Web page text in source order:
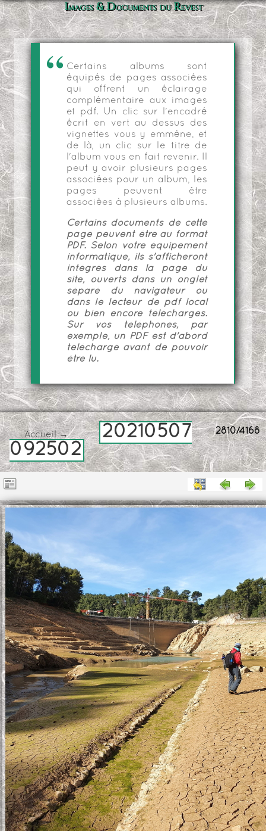
Images & Documents du Revest
Certains albums sont
équipés de pages associées
qui offrent un éclairage
complémentaire aux images
et pdf. Un clic sur l'encadré
écrit en vert au dessus des
vignettes vous y emmène, et
de là, un clic sur le titre de
l'album vous en fait revenir. Il
peut y avoir plusieurs pages
associées pour un album, les
pages peuvent être
associées à plusieurs albums.
Certains documents de cette
page peuvent être au format
PDF. Selon votre équipement
informatique, ils s'afficheront
intégrés dans la page du
site, ouverts dans un onglet
séparé du navigateur ou
dans le lecteur de pdf local
ou bien encore téléchargés.
Sur vos téléphones, par
exemple, un PDF est d'abord
téléchargé avant de pouvoir
être lu.
2810/4168
Accueil→
20210507
092502